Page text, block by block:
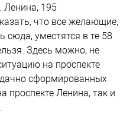
Ленина, 195
что все желающие,
сюда, уместятся в те 58
Здесь можно, не
на проспекте
сформированных
проспекте Ленина, так и